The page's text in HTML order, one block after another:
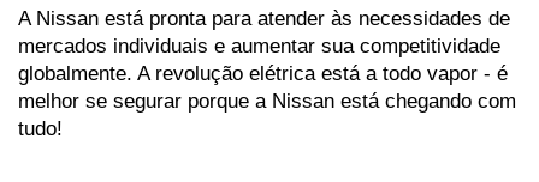
A Nissan está pronta para atender às necessidades de
mercados individuais e aumentar sua competitividade
globalmente. A revolução elétrica está a todo vapor - é
melhor se segurar porque a Nissan está chegando com
tudo!